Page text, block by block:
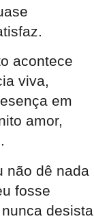
acontece
viva,
em
amor,
não dê nada
fosse
desista